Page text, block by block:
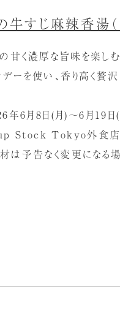
すじ麻辣香湯（
甘く濃厚な旨味を楽し
ーを使い、香り高く贅
年6月8日(月)～6月19日
Stock Tokyo外食
は予告なく変更になる